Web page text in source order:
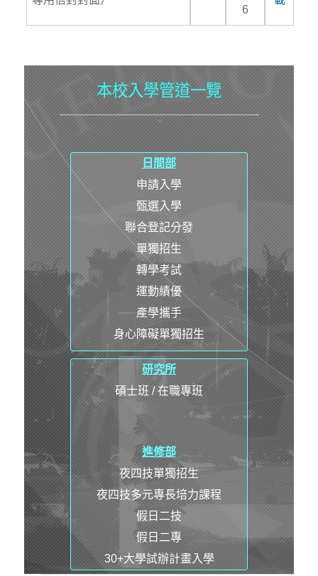
6
本校入學管道一覽
日間部
申請入學
甄選入學
聯合登記分發
單獨招生
轉學考試
運動績優
產學攜手
身心障礙單獨招生
研究所
碩士班 / 在職專班
進修部
夜四技單獨招生
夜四技多元專長培力課程
假日二技
假日二專
30+大學試辦計畫入學